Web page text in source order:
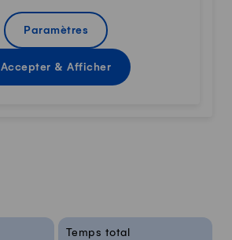
Paramètres
Accepter & Afficher
Temps total